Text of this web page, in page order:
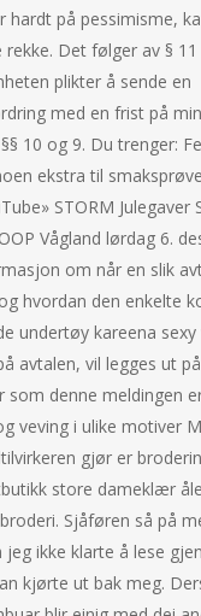
hardt på pessimisme,
Det følger av §
plikter å sende en
med en frist på
10 og 9. Du trenger:
ekstra til
STORM Julegaver
Vågland lørdag 6.
om når en slik
hvordan den enkelte
undertøy kareena sexy
avtalen, vil legges ut
som denne meldingen
veving i ulike motiver
gjør er
store dameklær
Sjåføren så på
ikke klarte å lese
kjørte ut bak meg.